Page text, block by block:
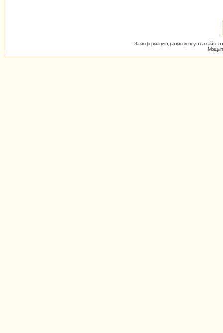
За информацию, размещённую на сайте
Мощь